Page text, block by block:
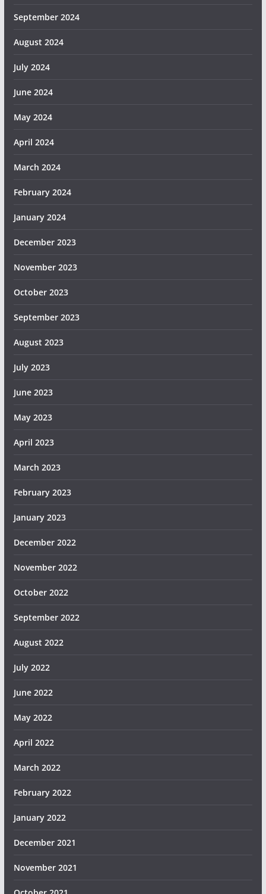
September 2024
August 2024
July 2024
June 2024
May 2024
April 2024
March 2024
February 2024
January 2024
December 2023
November 2023
October 2023
September 2023
August 2023
July 2023
June 2023
May 2023
April 2023
March 2023
February 2023
January 2023
December 2022
November 2022
October 2022
September 2022
August 2022
July 2022
June 2022
May 2022
April 2022
March 2022
February 2022
January 2022
December 2021
November 2021